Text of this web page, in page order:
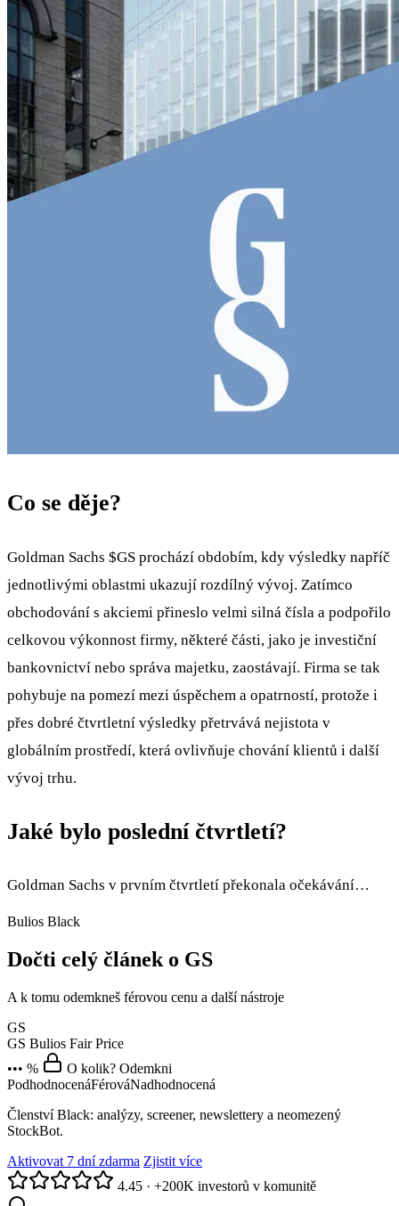
Co se děje?
Goldman Sachs $GS prochází obdobím, kdy výsledky napříč
jednotlivými oblastmi ukazují rozdílný vývoj. Zatímco
obchodování s akciemi přineslo velmi silná čísla a podpořilo
celkovou výkonnost firmy, některé části, jako je investiční
bankovnictví nebo správa majetku, zaostávají. Firma se tak
pohybuje na pomezí mezi úspěchem a opatrností, protože i
přes dobré čtvrtletní výsledky přetrvává nejistota v
globálním prostředí, která ovlivňuje chování klientů i další
vývoj trhu.
Jaké bylo poslední čtvrtletí?
Goldman Sachs v prvním čtvrtletí překonala očekávání…
Bulios Black
Dočti celý článek o GS
A k tomu odemkneš férovou cenu a další nástroje
GS
GS Bulios Fair Price
••• %
O kolik? Odemkni
PodhodnocenáFérováNadhodnocená
Členství Black: analýzy, screener, newslettery a neomezený
StockBot.
Aktivovat 7 dní zdarma Zjistit více
4.45 · +200K investorů v komunitě